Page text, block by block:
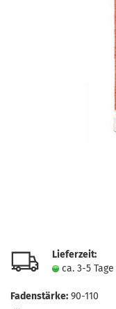
Lieferzeit:
ca. 3-5 Tage
Fadenstärke: 90-110